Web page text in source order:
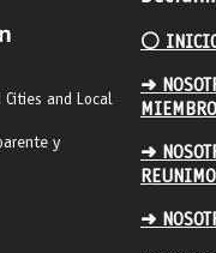
and Local
y
⚪️
➜
➜
➜